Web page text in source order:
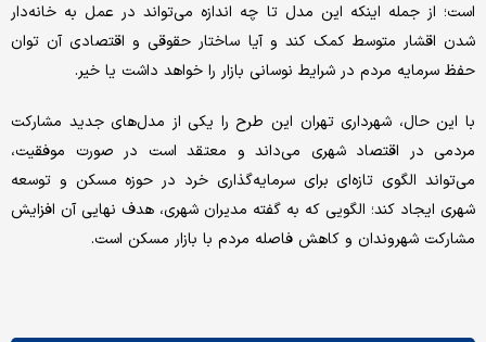
است؛ از جمله اینکه این مدل تا چه اندازه می‌تواند در عمل به خانه‌دار
شدن اقشار متوسط کمک کند و آیا ساختار حقوقی و اقتصادی آن توان
حفظ سرمایه مردم در شرایط نوسانی بازار را خواهد داشت یا خیر.
با این حال، شهرداری تهران این طرح را یکی از مدل‌های جدید مشارکت
مردمی در اقتصاد شهری می‌داند و معتقد است در صورت موفقیت،
می‌تواند الگوی تازه‌ای برای سرمایه‌گذاری خرد در حوزه مسکن و توسعه
شهری ایجاد کند؛ الگویی که به گفته مدیران شهری، هدف نهایی آن افزایش
مشارکت شهروندان و کاهش فاصله مردم با بازار مسکن است.